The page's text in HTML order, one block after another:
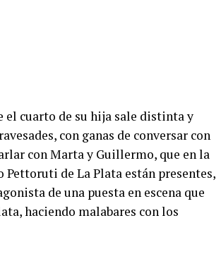
el cuarto de su hija sale distinta y
con ganas de conversar con
con Marta y Guillermo, que en la
de La Plata están presentes,
de una puesta en escena que
haciendo malabares con los